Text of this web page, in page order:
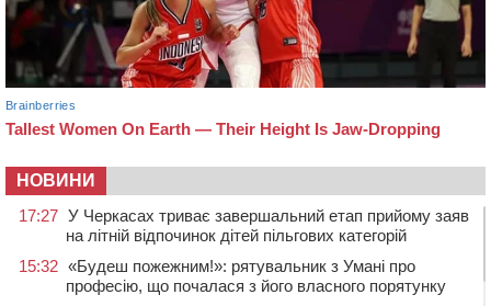
НОВИНИ
17:27 У Черкасах триває завершальний етап прийому заяв
на літній відпочинок дітей пільгових категорій
15:32 «Будеш пожежним!»: рятувальник з Умані про
професію, що почалася з його власного порятунку